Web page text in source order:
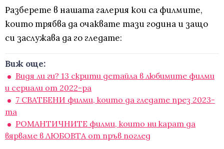
Разберете в нашата галерия кои са филмите,
които трябва да очаквате тази година и защо
си заслужава да го гледате:
Виж още:
Видя ли ги? 13 скрити детайла в любимите филми
и сериали от 2022-ра
7 СВАТБЕНИ филми, които да гледате през 2023-
та
РОМАНТИЧНИТЕ филми, които ни карат да
вярваме в ЛЮБОВТА от пръв поглед